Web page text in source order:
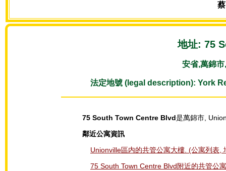
地址: 75
安省,萬錦
法定地號 (legal description): York
75 South Town Centre Blvd是萬錦市,
鄰近公寓資訊
Unionville區内的共管公寓大樓. (公寓列表,
75 South Town Centre Blvd附近的共管公